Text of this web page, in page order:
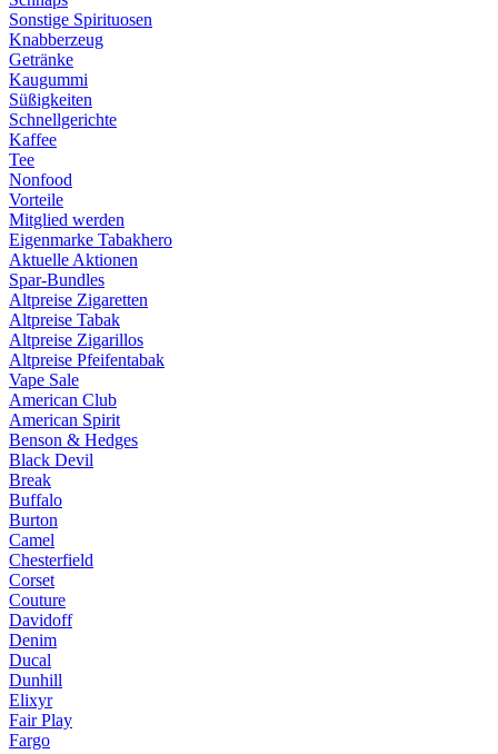
Sonstige Spirituosen
Knabberzeug
Getränke
Kaugummi
Süßigkeiten
Schnellgerichte
Kaffee
Tee
Nonfood
Vorteile
Mitglied werden
Eigenmarke Tabakhero
Aktuelle Aktionen
Spar-Bundles
Altpreise Zigaretten
Altpreise Tabak
Altpreise Zigarillos
Altpreise Pfeifentabak
Vape Sale
American Club
American Spirit
Benson & Hedges
Black Devil
Break
Buffalo
Burton
Camel
Chesterfield
Corset
Couture
Davidoff
Denim
Ducal
Dunhill
Elixyr
Fair Play
Fargo